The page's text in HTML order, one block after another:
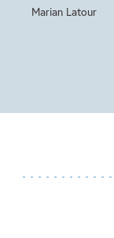
Marian Latour